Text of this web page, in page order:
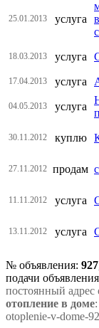
25.01.2013 услуга
18.03.2013 услуга
17.04.2013 услуга
04.05.2013 услуга
30.11.2012 куплю
27.11.2012 продам
11.11.2012 услуга
13.11.2012 услуга
№ объявления: 927
подачи
постоянный
отопление в доме
otoplenie-v-dome-